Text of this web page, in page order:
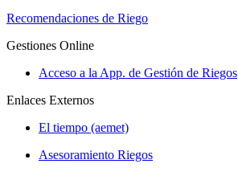
Recomendaciones de Riego
Gestiones Online
Acceso a la App. de Gestión de Riegos
Enlaces Externos
El tiempo (aemet)
Asesoramiento Riegos